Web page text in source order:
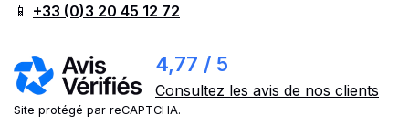
📱 +33 (0)3 20 45 12 72
4,77 / 5
Consultez les avis de nos clients
Site protégé par reCAPTCHA.